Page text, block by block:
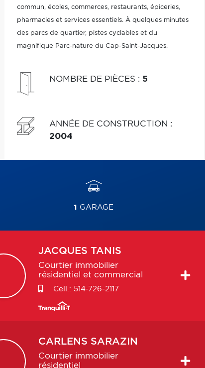
commun, écoles, commerces, restaurants, épiceries,
pharmacies et services essentiels. À quelques minutes
des parcs de quartier, pistes cyclables et du
magnifique Parc-nature du Cap-Saint-Jacques.
NOMBRE DE PIÈCES : 5
ANNÉE DE CONSTRUCTION :
2004
1 GARAGE
JACQUES TANIS
Courtier immobilier
résidentiel et commercial
Cell.: 514-726-2117
CARLENS SARAZIN
Courtier immobilier
résidentiel